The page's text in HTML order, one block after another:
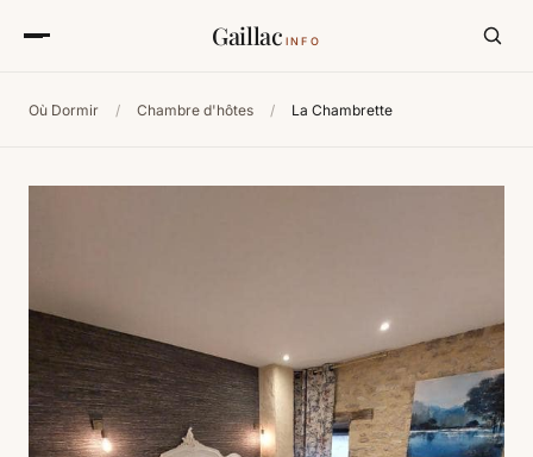
Gaillac INFO
Où Dormir / Chambre d'hôtes / La Chambrette